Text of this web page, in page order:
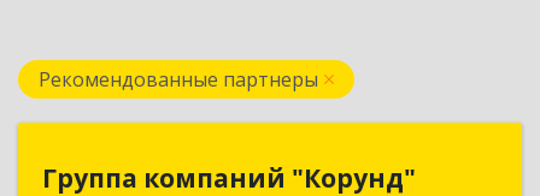
Рекомендованные партнеры
Группа компаний "Корунд"
Группа компаний "Корунд"